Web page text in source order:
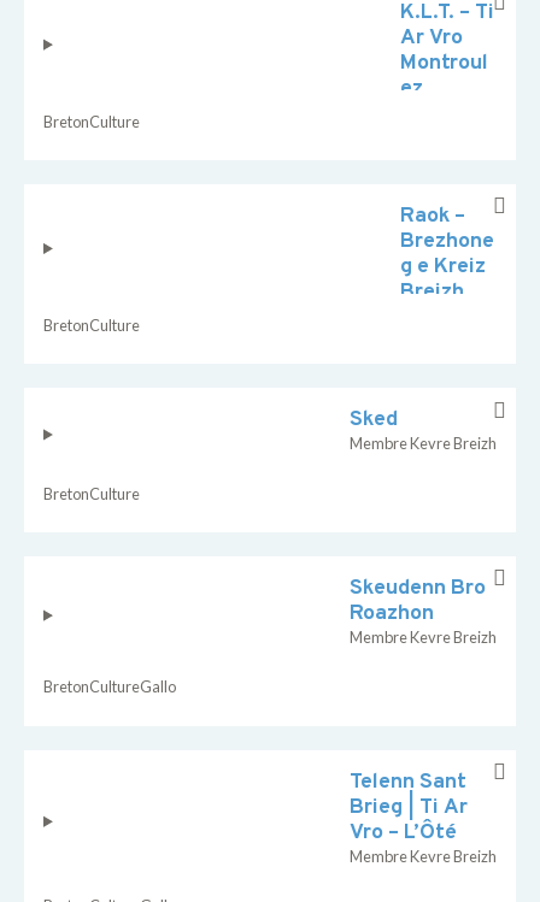
K.L.T. – Ti
Ar Vro
Montroul
ez
BretonCulture
Raok –
Brezhone
g e Kreiz
Breizh
BretonCulture
Sked
Membre Kevre Breizh
BretonCulture
Skeudenn Bro
Roazhon
Membre Kevre Breizh
BretonCultureGallo
Telenn Sant
Brieg | Ti Ar
Vro – L’Ôté
Membre Kevre Breizh